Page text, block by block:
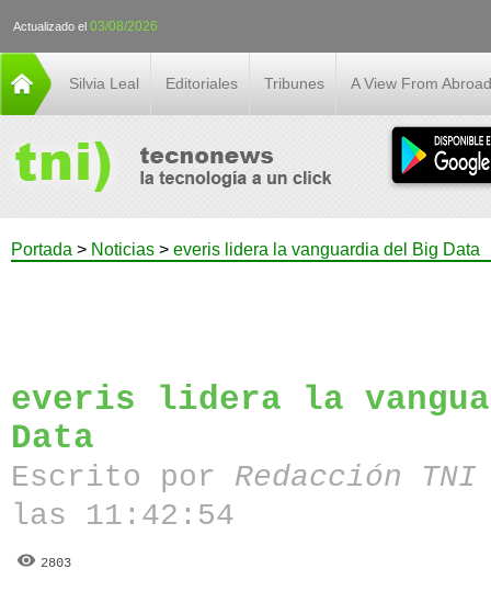
Actualizado el 03/08/2026
Silvia Leal Editoriales Tribunes A View From Abroad
Portada > Noticias > everis lidera la vanguardia del Big Data
everis lidera la
Data
Escrito por Redacción
las 11:42:54
2803